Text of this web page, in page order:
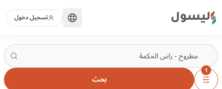
ليسول تسجيل دخول
1
بحث